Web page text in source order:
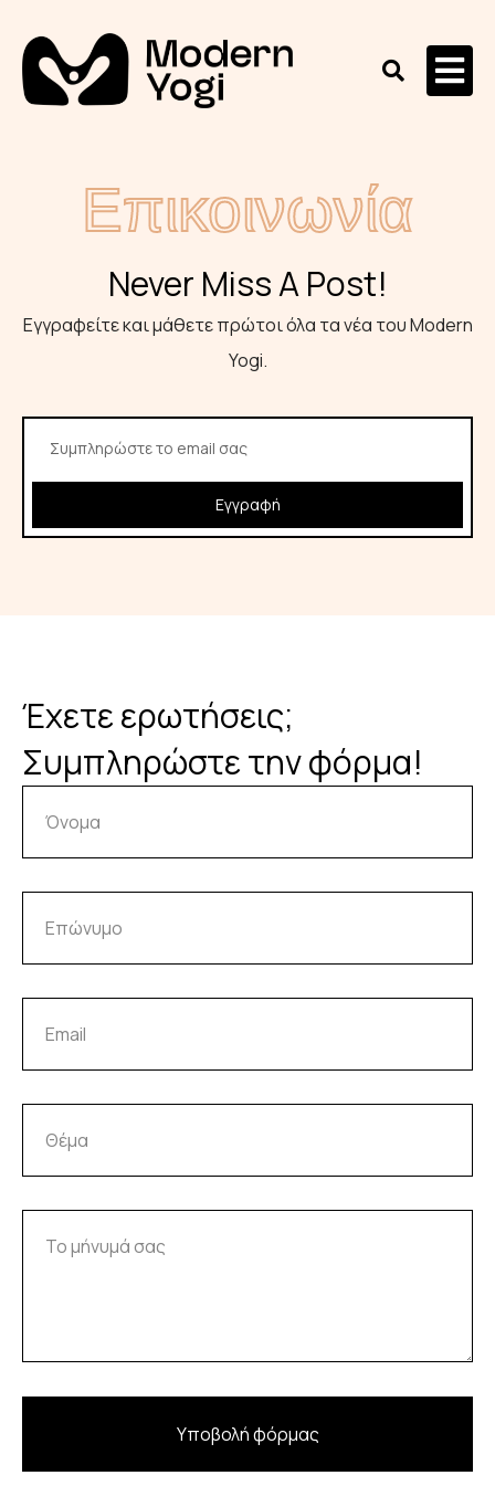
Never Miss A Post!
Εγγραφείτε και μάθετε πρώτοι όλα τα νέα του Modern
Yogi​.
Εγγραφή
Επικοινωνία
Έχετε ερωτήσεις;
Συμπληρώστε την φόρμα!
Υποβολή φόρμας